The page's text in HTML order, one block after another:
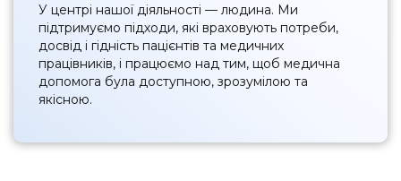
У центрі нашої діяльності — людина. Ми
підтримуємо підходи, які враховують потреби,
досвід і гідність пацієнтів та медичних
працівників, і працюємо над тим, щоб медична
допомога була доступною, зрозумілою та
якісною.